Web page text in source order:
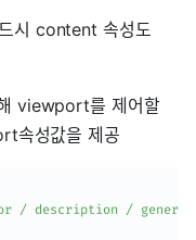
시 content 속성도
viewport를 제어할
속성값을 제공
/ description /